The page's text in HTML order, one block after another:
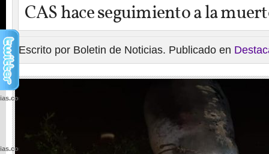
CAS hace seguimiento a la
Escrito por Boletin de Noticias. Publicado en
wp-
wp-